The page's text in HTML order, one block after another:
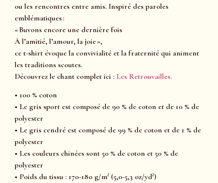
ou les rencontres entre amis. Inspiré des paroles
emblématiques :
« Buvons encore une dernière fois
À l’amitié, l’amour, la joie »,
ce t-shirt évoque la convivialité et la fraternité qui animent
les traditions scoutes.
Découvrez le chant complet ici : Les Retrouvailles.
• 100 % coton
• Le gris sport est composé de 90 % de coton et de 10 % de
polyester
• Le gris cendré est composé de 99 % de coton et de 1 % de
polyester
• Les couleurs chinées sont 50 % de coton et 50 % de
polyester
• Poids du tissu : 170-180 g/m² (5,0-5,3 oz/yd²)